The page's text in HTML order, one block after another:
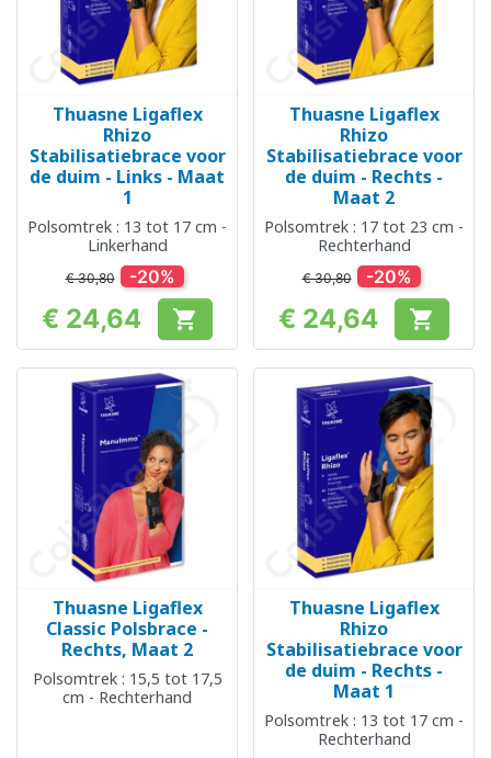
Thuasne Ligaflex
Rhizo
Stabilisatiebrace voor
de duim - Links - Maat
1
Polsomtrek : 13 tot 17 cm -
Linkerhand
€ 30,80 -20%
Prijs
€ 24,64 
Thuasne Ligaflex
Rhizo
Stabilisatiebrace voor
de duim - Rechts -
Maat 2
Polsomtrek : 17 tot 23 cm -
Rechterhand
€ 30,80 -20%
Prijs
€ 24,64 
Thuasne Ligaflex
Classic Polsbrace -
Rechts, Maat 2
Polsomtrek : 15,5 tot 17,5
cm - Rechterhand
Thuasne Ligaflex
Rhizo
Stabilisatiebrace voor
de duim - Rechts -
Maat 1
Polsomtrek : 13 tot 17 cm -
Rechterhand